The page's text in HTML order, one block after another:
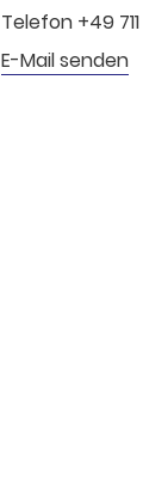
Telefon +49
E-Mail senden